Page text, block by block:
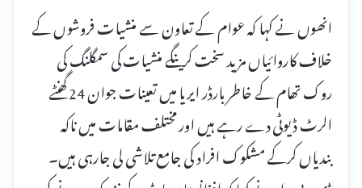
انھوں نے کہا کہ عوام کے تعاون سے منشیات فروشوں کے
خلاف کاروائیاں مزید سخت کرینگے منشیات کی سمگلنگ کی
روک تھام کے خاطر بارڈر ایریا میں تعینات جوان 24 گھنٹے
الرٹ ڈیوٹی دے رہے ہیں اور مختلف مقامات میں ناکہ
بندیاں کرکے مشکوک افراد کی جامع تلاشی لی جارہی ہیں۔